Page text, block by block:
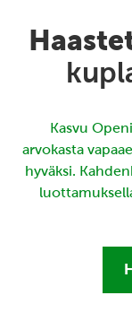
Kasvu
arvokasta
hyväksi.